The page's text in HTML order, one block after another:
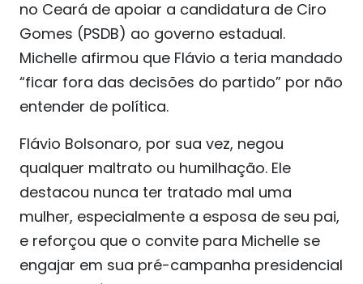
no Ceará de apoiar a candidatura de Ciro
Gomes (PSDB) ao governo estadual.
Michelle afirmou que Flávio a teria mandado
“ficar fora das decisões do partido” por não
entender de política.
Flávio Bolsonaro, por sua vez, negou
qualquer maltrato ou humilhação. Ele
destacou nunca ter tratado mal uma
mulher, especialmente a esposa de seu pai,
e reforçou que o convite para Michelle se
engajar em sua pré-campanha presidencial